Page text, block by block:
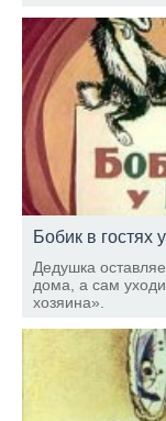
Бобик в гостях
Дедушка
дома, а сам
хозяина».